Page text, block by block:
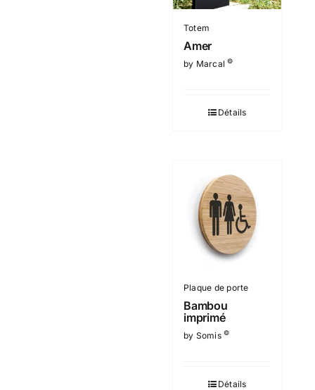
Totem
Amer
by Marcal©
Détails
Plaque de porte
Bambou
imprimé
by Somis©
Détails